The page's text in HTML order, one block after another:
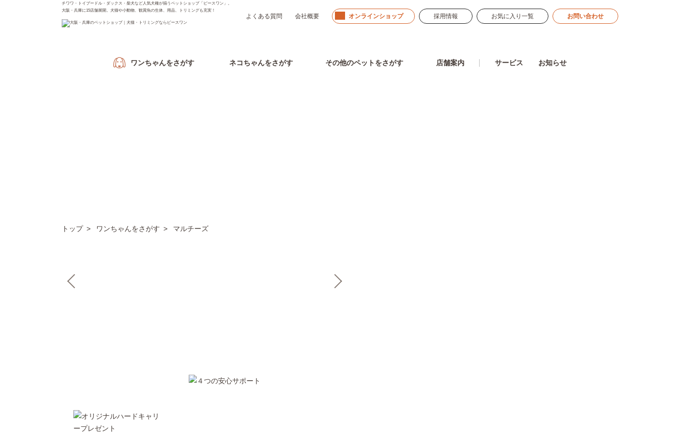
チワワ・トイプードル・ダックス・柴犬など人気犬種が揃うペットショップ「ピースワン」。
大阪・兵庫に15店舗展開。犬猫や小動物、観賞魚の生体、用品、トリミングも充実！
よくある質問 会社概要 オンラインショップ 採用情報 お気に入り一覧 お問い合わせ
ワンちゃんをさがす ネコちゃんをさがす その他のペットをさがす 店舗案内 サービス お知らせ
トップ ワンちゃんをさがす マルチーズ